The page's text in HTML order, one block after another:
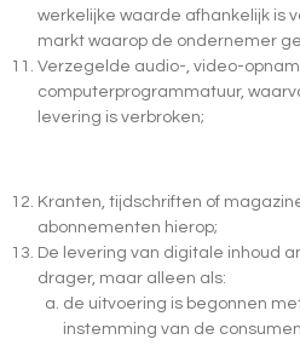
werkelijke waarde afhankelijk is
markt waarop de ondernemer
Verzegelde audio-, video-
computerprogrammatuur,
levering is verbroken;
Kranten, tijdschriften of
abonnementen hierop;
De levering van digitale inhoud
drager, maar alleen als:
de uitvoering is begonnen
instemming van de